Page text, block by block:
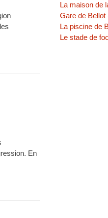
En
La maison de
Gare de Bellot
La piscine de
Le stade de